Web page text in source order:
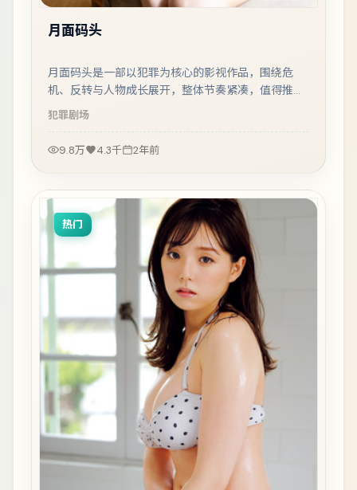
月面码头
月面码头是一部以犯罪为核心的影视作品，围绕危
机、反转与人物成长展开，整体节奏紧凑，值得推荐
观看。
犯罪剧场
9.8万 4.3千 2年前
热门